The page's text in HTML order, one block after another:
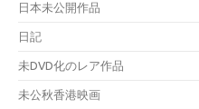
日本未公開作品
日記
未DVD化のレア作品
未公秋香港映画